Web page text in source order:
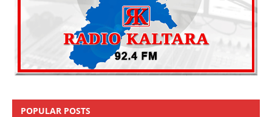
POPULAR POSTS